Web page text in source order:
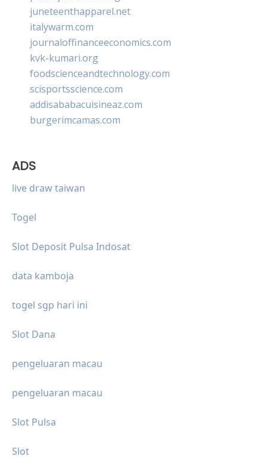
juneteenthapparel.net
italywarm.com
journaloffinanceeconomics.com
kvk-kumari.org
foodscienceandtechnology.com
scisportsscience.com
addisababacuisineaz.com
burgerimcamas.com
ADS
live draw taiwan
Togel
Slot Deposit Pulsa Indosat
data kamboja
togel sgp hari ini
Slot Dana
pengeluaran macau
pengeluaran macau
Slot Pulsa
Slot